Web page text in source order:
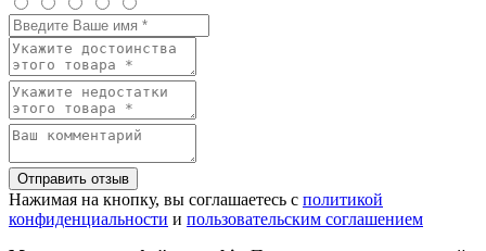
Отправить отзыв
Нажимая на кнопку, вы соглашаетесь с политикой
конфиденциальности и пользовательским соглашением